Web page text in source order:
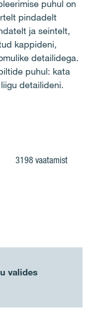
puhul on
pindadelt
ja seintelt,
kappideni,
detailidega.
puhul: kata
detailideni.
3198 vaatamist
valides